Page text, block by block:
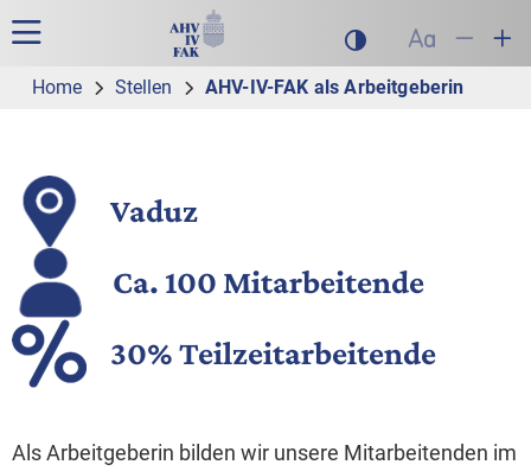
Zur Hauptnavigation
Zum Inhalt
Suche
Hauptnavigation Dunklen Modus
Schrift auf
Schrift
Home Stellen AHV-IV-FAK als Arbeitgeberin
AHV-IV-FAK als
Vaduz
Ca. 100 Mitarbeitende
30% Teilzeitarbeitende
Als Arbeitgeberin bilden wir unsere Mitarbeitenden im